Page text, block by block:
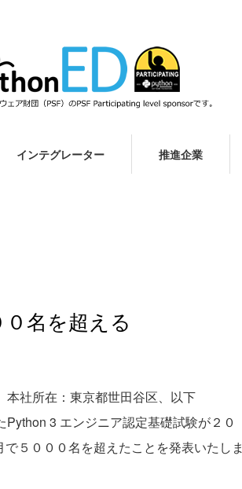
インテグレーター 推進企業
名を超える
社所在：東京都世田谷区、以下
3 エンジニア認定基礎試験が２０
５０００名を超えたことを発表いたしま